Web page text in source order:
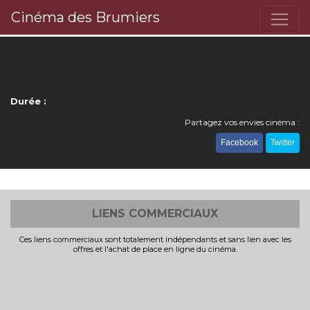
Cinéma des Brumiers
Durée :
Partagez vos envies cinéma :
Facebook Twitter
LIENS COMMERCIAUX
Ces liens commerciaux sont totalement indépendants et sans lien avec les
offres et l'achat de place en ligne du cinéma.